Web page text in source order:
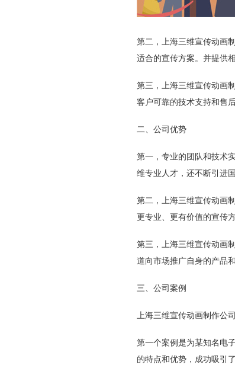
第二，上海三维宣传动画
适合的宣传方案。并提供
第三，上海三维宣传动画
客户可靠的技术支持和售
二、公司优势
第一，专业的团队和技术
维专业人才，还不断引进
第二，上海三维宣传动画
更专业、更有价值的宣传
第三，上海三维宣传动画
道向市场推广自身的产品
三、公司案例
上海三维宣传动画制作公
第一个案例是为某知名电
的特点和优势，成功吸引